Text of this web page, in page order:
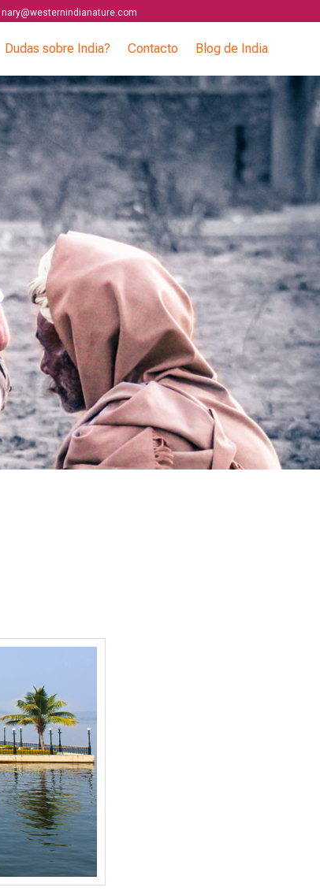
nary@westernindianature.com
Dudas sobre India? Contacto Blog de India